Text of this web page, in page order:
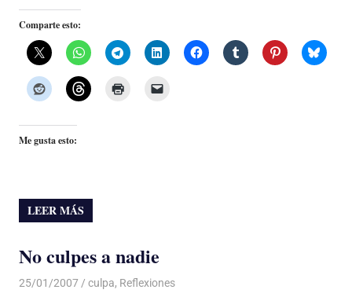
Comparte esto:
Me gusta esto:
LEER MÁS
No culpes a nadie
25/01/2007 Luis Castellanos
culpa, Reflexiones